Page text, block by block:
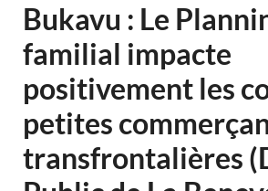
Bukavu : Le
familial impacte
positivement les
petites
transfrontalières